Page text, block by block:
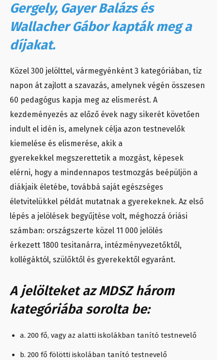
Gergely, Gayer Balázs és
Wallacher Gábor kapták meg a
díjakat.
Közel 300 jelölttel, vármegyénként 3 kategóriában, tíz
napon át zajlott a szavazás, amelynek végén összesen
60 pedagógus kapja meg az elismerést. A
kezdeményezés az előző évek nagy sikerét követően
indult el idén is, amelynek célja azon testnevelők
kiemelése és elismerése, akik a
gyerekekkel megszerettetik a mozgást, képesek
elérni, hogy a mindennapos testmozgás beépüljön a
diákjaik életébe, továbbá saját egészséges
életvitelükkel példát mutatnak a gyerekeknek. Az első
lépés a jelölések begyűjtése volt, méghozzá óriási
számban: országszerte közel 11 000 jelölés
érkezett 1800 tesitanárra, intézményvezetőktől,
kollégáktól, szülőktől és gyerekektől egyaránt.
A jelölteket az MDSZ három
kategóriába sorolta be:
a. 200 fő, vagy az alatti iskolákban tanító testnevelő
b. 200 fő fölötti iskolában tanító testnevelő